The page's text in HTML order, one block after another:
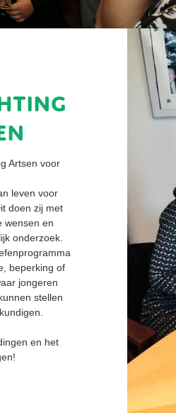
Artsen voor
leven voor
doen zij met
wensen en
onderzoek.
beperking of
jongeren
stellen
en het